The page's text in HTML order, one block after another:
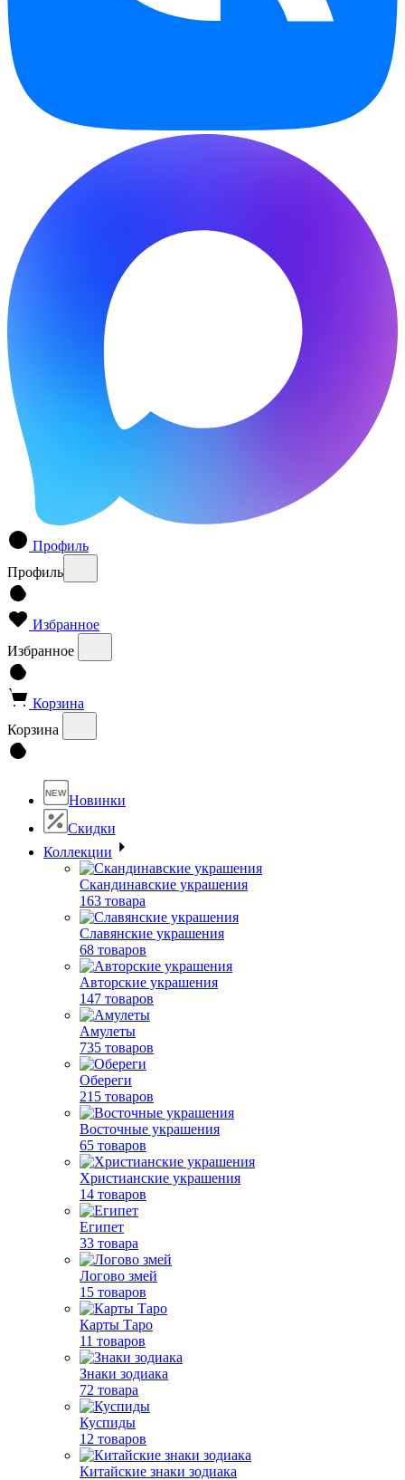
Профиль
Профиль
Избранное
Избранное
Корзина
Корзина
NEW Новинки
Скидки
Коллекции
Скандинавские украшения
163 товара
Славянские украшения
68 товаров
Авторские украшения
147 товаров
Амулеты
735 товаров
Обереги
215 товаров
Восточные украшения
65 товаров
Христианские украшения
14 товаров
Египет
33 товара
Логово змей
15 товаров
Карты Таро
11 товаров
Знаки зодиака
72 товара
Куспиды
12 товаров
Китайские знаки зодиака